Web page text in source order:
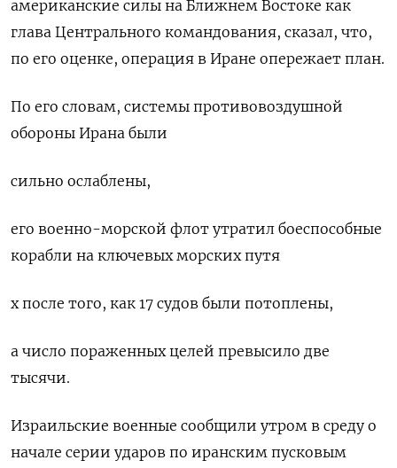
американские силы на Ближнем Востоке как
‌глава Центрального командования, сказал, что,
по его оценке, операция в Иране опережает план.
По его ​словам, системы противовоздушной
обороны Ирана были
сильно ослаблены,
его военно-морской флот утратил боеспособные
корабли на ключевых ‌морских путя
х после того, как 17 судов были потоплены,
а число пораженных целей превысило две
тысячи.
Израильские военные сообщили утром в среду о
начале серии ударов ​по иранским пусковым